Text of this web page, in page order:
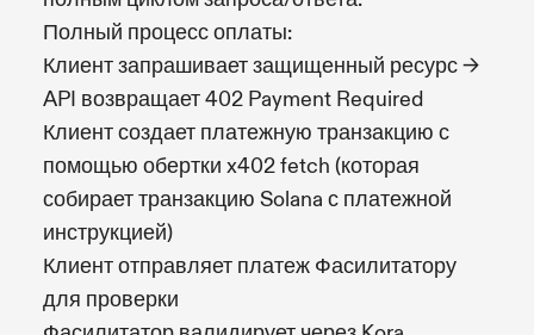
Полный процесс оплаты:
Клиент запрашивает защищенный ресурс →
API возвращает 402 Payment Required
Клиент создает платежную транзакцию с
помощью обертки x402 fetch (которая
собирает транзакцию Solana с платежной
инструкцией)
Клиент отправляет платеж Фасилитатору
для проверки